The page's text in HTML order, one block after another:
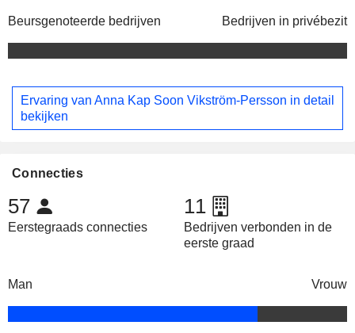
Beursgenoteerde bedrijven Bedrijven in privébezit
Ervaring van Anna Kap Soon Vikström-Persson in detail
bekijken
Connecties
57
Eerstegraads connecties
11
Bedrijven verbonden in de
eerste graad
Man Vrouw